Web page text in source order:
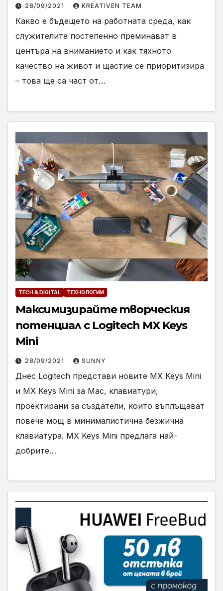
28/09/2021 KREATIVEN TEAM
Какво е бъдещето на работната среда, как
служителите постепенно преминават в
центъра на вниманието и как тяхното
качество на живот и щастие се приоритизира
– това ще са част от…
TECH & DIGITAL ТЕХНОЛОГИИ
Максимизирайте творческия
потенциал с Logitech MX Keys
Mini
28/09/2021 SUNNY
Днес Logitech представи новите MX Keys Mini
и MX Keys Mini за Mac, клавиатури,
проектирани за създатели, които въплъщават
повече мощ в минималистична безжична
клавиатура. MX Keys Mini предлага най-
добрите…